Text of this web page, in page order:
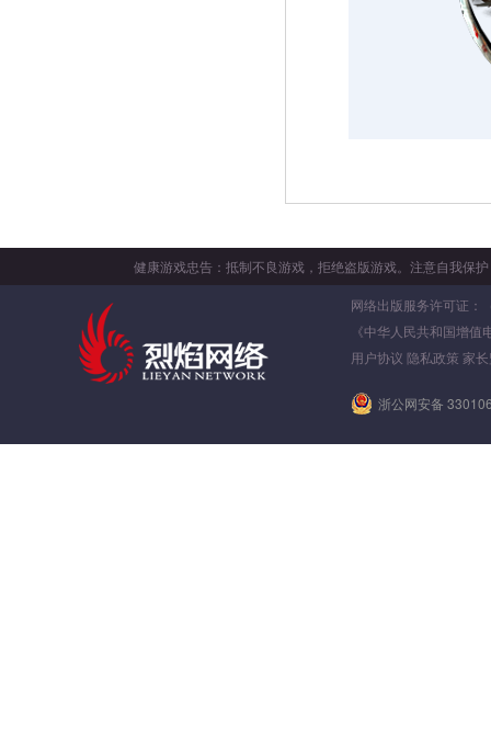
健康游戏忠告：抵制不良游戏，拒绝盗版游戏。注意自我保
网络出版服务许可证：
《中华人民共和国增
用户协议 隐私政策 家
浙公网安备